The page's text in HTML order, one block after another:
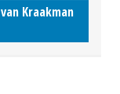
Kraakman